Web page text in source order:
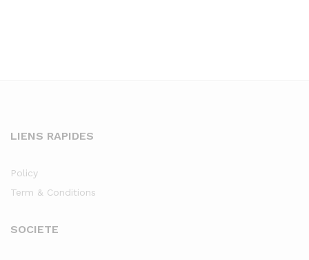
LIENS RAPIDES
Policy
Term & Conditions
SOCIETE